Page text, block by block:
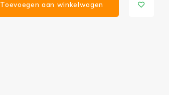
Toevoegen aan winkelwagen